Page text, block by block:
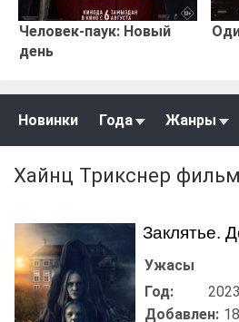
Человек-паук: Новый
день
Новинки Года Жанры
Хайнц Трикснер
Заклятье.
Ужасы
Год:
2023
Добавлен: